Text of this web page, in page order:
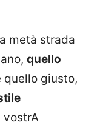
metà strada
quello
quello giusto,
vostrA